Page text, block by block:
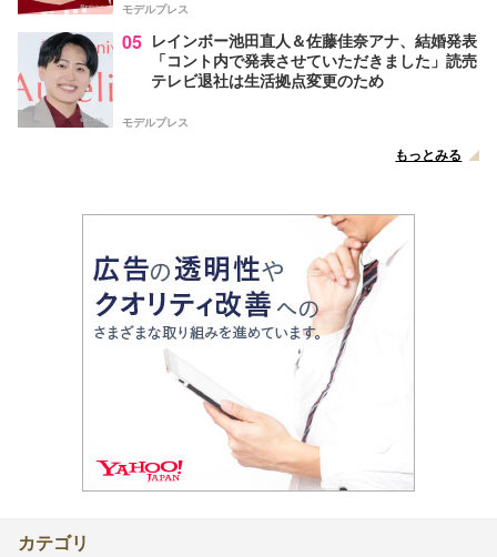
モデルプレス
05 レインボー池田直人＆佐藤佳奈アナ、結婚発表
「コント内で発表させていただきました」読売
テレビ退社は生活拠点変更のため
モデルプレス
もっとみる
カテゴリ